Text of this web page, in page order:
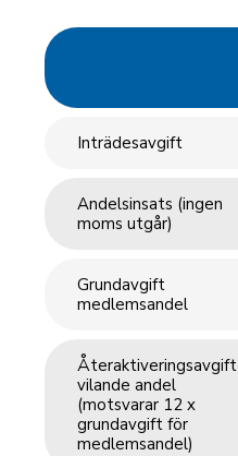
Inträdesavgift
Andelsinsats (ingen
moms utgår)
Grundavgift
medlemsandel
Återaktiveringsavgift
vilande andel
(motsvarar 12 x
grundavgift för
medlemsandel)